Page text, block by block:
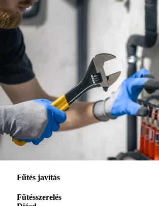
Fűtés javítás
Fűtésszerelés